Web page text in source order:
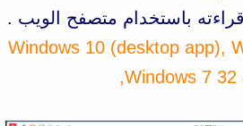
Windows 10 (desktop app),
Windows 7 32